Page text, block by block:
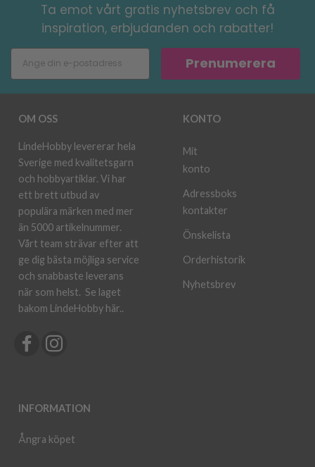
Ta emot vårt gratis nyhetsbrev och få
inspiration, erbjudanden och rabatter!
Prenumerera
OM OSS
LindeHobby levererar hela
Sverige med kvalitetsgarn
och hobbyartiklar. Vi har
ett brett utbud av
populära märken med mer
än 5000 artikelnummer.
Vårt team strävar efter att
ge dig bästa möjliga service
och snabbaste leverans
när som helst. Se laget
bakom LindeHobby här..
INFORMATION
Ångra köpet
KONTO
Mit
konto
Adressboks
kontakter
Önskelista
Orderhistorik
Nyhetsbrev